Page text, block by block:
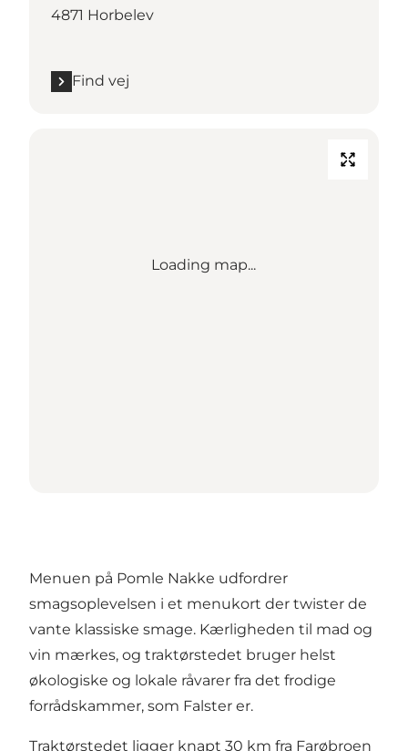
4871 Horbelev
Find vej
Loading map...
Menuen på Pomle Nakke udfordrer
smagsoplevelsen i et menukort der twister de
vante klassiske smage. Kærligheden til mad og
vin mærkes, og traktørstedet bruger helst
økologiske og lokale råvarer fra det frodige
forrådskammer, som Falster er.
Traktørstedet ligger knapt 30 km fra Farøbroen